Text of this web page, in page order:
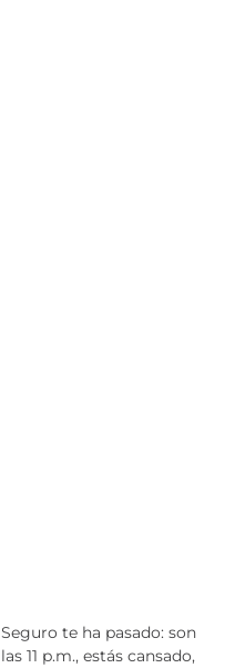
Seguro te ha pasado: son
las 11 p.m., estás cansado,